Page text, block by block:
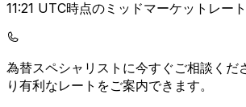
11:21 UTC時点のミッドマーケットレート
為替スペシャリストに今すぐご相談くだ
り有利なレートをご案内できます。